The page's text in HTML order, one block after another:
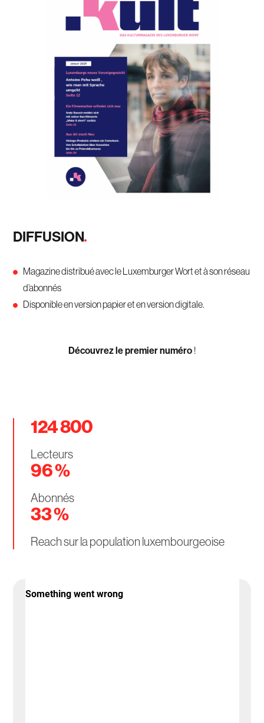
DIFFUSION
Magazine distribué avec le Luxemburger Wort et à son réseau
d’abonnés
Disponible en version papier et en version digitale.
Découvrez le premier numéro !
124 800
Lecteurs
96%
Abonnés
33%
Reach sur la population luxembourgeoise